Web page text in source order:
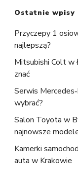
Ostatnie wpisy
Przyczepy 1
najlepszą?
Mitsubishi Colt w
znać
Serwis
wybrać?
Salon Toyota w
najnowsze
Kamerki
auta w Krakowie